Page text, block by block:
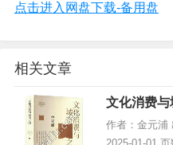
点击进入网盘下载-备用盘
相关文章
文化消费与
载,网盘资源
作者：金元浦